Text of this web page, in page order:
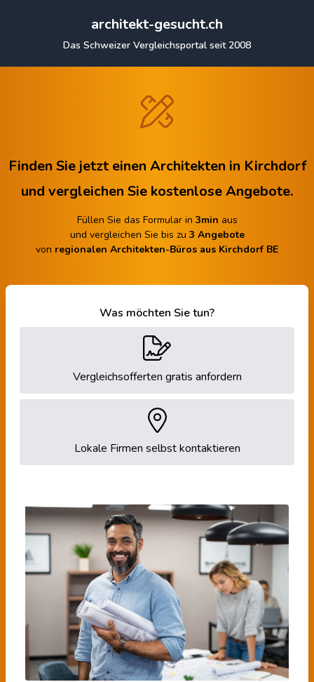
architekt-gesucht.ch
Das Schweizer Vergleichsportal seit 2008
Finden Sie jetzt einen Architekten in Kirchdorf
und vergleichen Sie kostenlose Angebote.
Füllen Sie das Formular in 3min aus
und vergleichen Sie bis zu 3 Angebote
von regionalen Architekten-Büros aus Kirchdorf BE
Was möchten Sie tun?
Vergleichsofferten gratis anfordern
Lokale Firmen selbst kontaktieren